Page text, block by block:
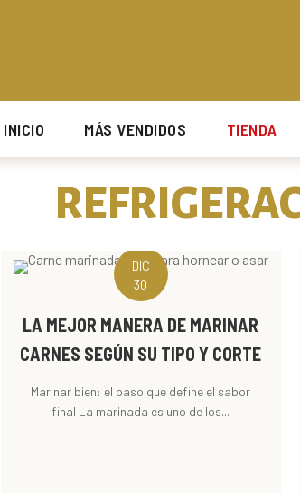
INICIO MÁS VENDIDOS TIENDA
DIC
30
LA MEJOR MANERA DE MARINAR
CARNES SEGÚN SU TIPO Y CORTE
Marinar bien: el paso que define el sabor
final La marinada es uno de los...